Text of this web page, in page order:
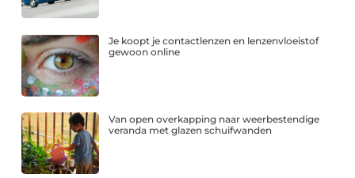
Je koopt je contactlenzen en lenzenvloeistof
gewoon online
Van open overkapping naar weerbestendige
veranda met glazen schuifwanden